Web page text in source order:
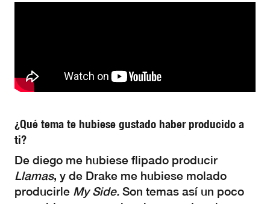
¿Qué tema te hubiese gustado haber producido a
ti?
De diego me hubiese flipado producir
Llamas, y de Drake me hubiese molado
producirle My Side. Son temas así un poco